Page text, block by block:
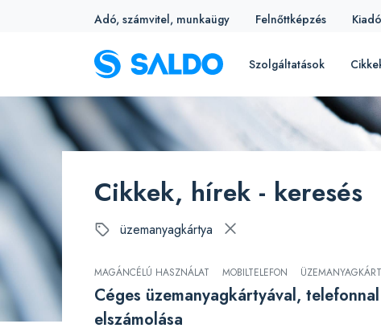
Adó, számvitel, munkaügy Felnőttképzés Kiadó
Szolgáltatások
Cikkek, hírek - keresés
üzemanyagkártya
MAGÁNCÉLÚ HASZNÁLAT MOBILTELEFON
Céges üzemanyagkártyával,
elszámolása